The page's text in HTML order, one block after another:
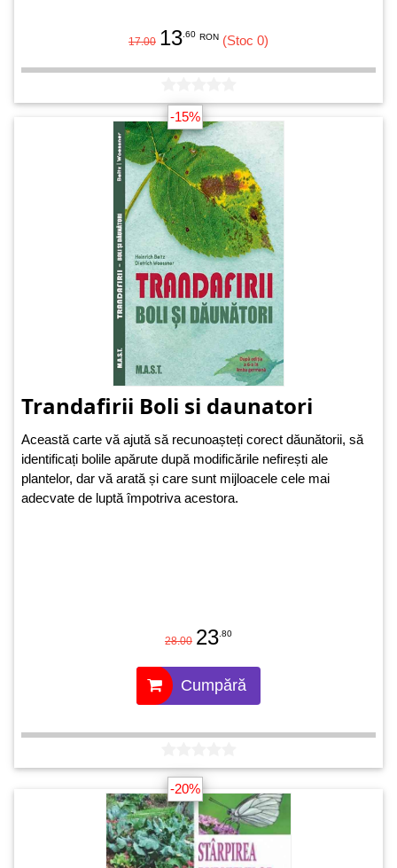
17.00 13 .60 RON (Stoc 0)
-15%
Trandafirii Boli si daunatori
Această carte vă ajută să recunoașteți corect dăunătorii, să
identificați bolile apărute după modificările nefirești ale
plantelor, dar vă arată și care sunt mijloacele cele mai
adecvate de luptă împotriva acestora.
28.00 23 .80
Cumpără
-20%